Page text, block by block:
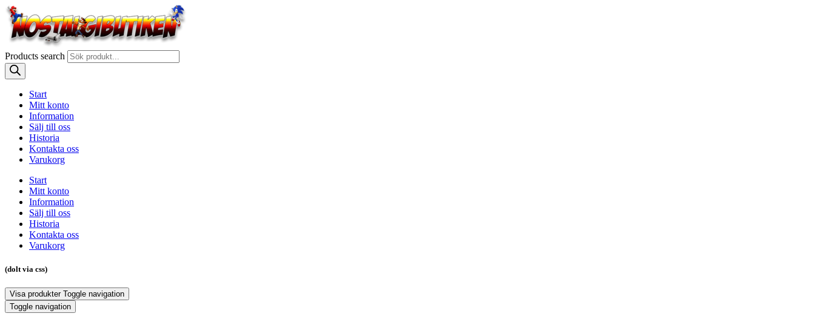
Products search
Start
Mitt konto
Information
Sälj till oss
Historia
Kontakta oss
Varukorg
Start
Mitt konto
Information
Sälj till oss
Historia
Kontakta oss
Varukorg
(dolt via css)
Visa produkter Toggle navigation
Toggle navigation